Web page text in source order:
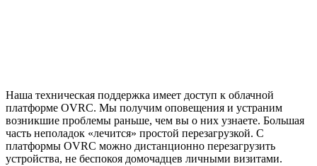
Наша техническая поддержка имеет доступ к облачной
платформе OVRC. Мы получим оповещения и устраним
возникшие проблемы раньше, чем вы о них узнаете. Большая
часть неполадок «лечится» простой перезагрузкой. С
платформы OVRC можно дистанционно перезагрузить
устройства, не беспокоя домочадцев личными визитами.